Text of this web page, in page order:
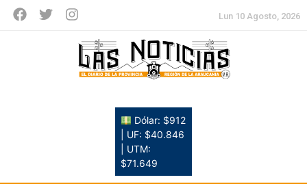
Lun 10 Agosto, 2026
Dólar: $912
| UF: $40.846
| UTM:
$71.649